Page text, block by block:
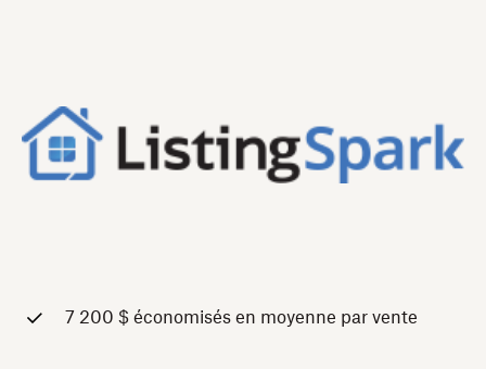
7 200 $ économisés en moyenne par vente